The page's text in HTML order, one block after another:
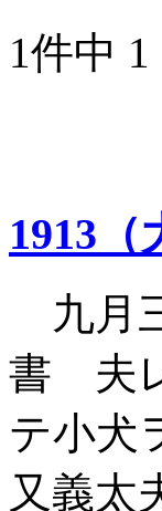
1件中 1
1913（
九月
書 夫
テ小犬
又義太